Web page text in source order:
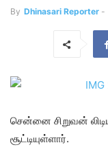
By Dhinasari Reporter -
சென்னை சிறுவன்
சூட்டியுள்ளார்.